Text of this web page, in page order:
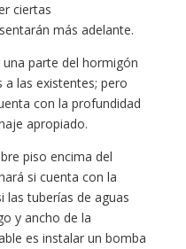
ciertas
más adelante.
parte del hormigón
a las existentes; pero
con la profundidad
apropiado.
piso encima del
si cuenta con la
las tuberías de aguas
y ancho de la
es instalar un bomba